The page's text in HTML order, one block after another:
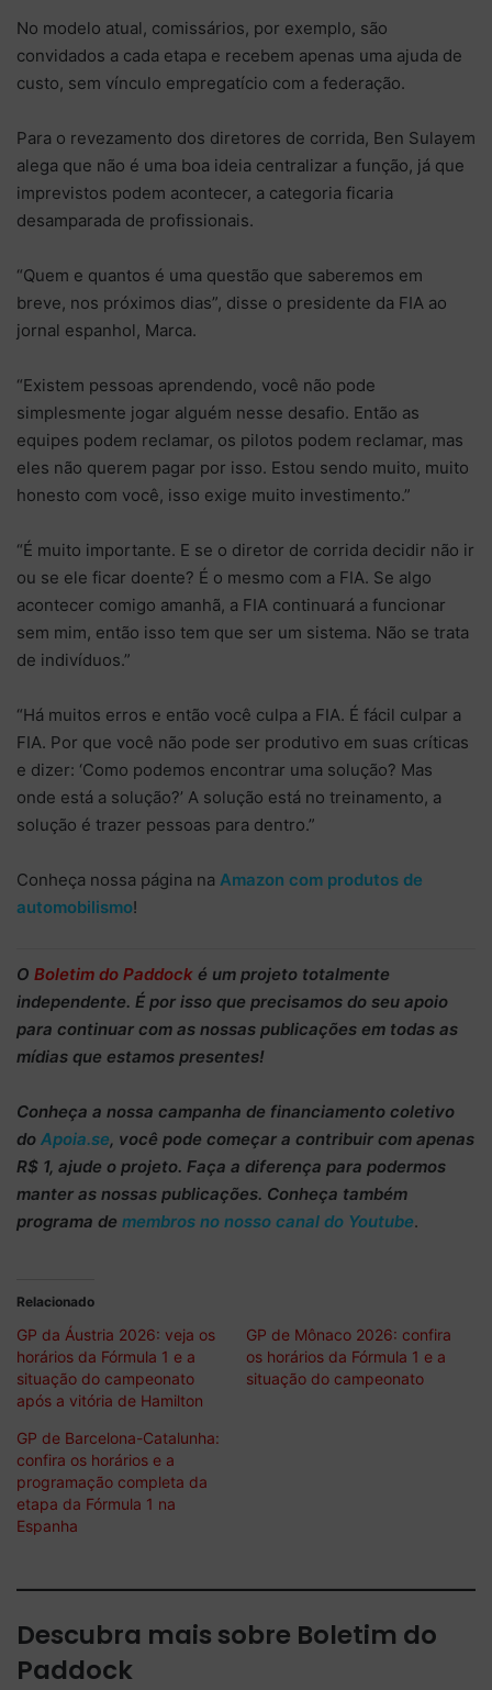
No modelo atual, comissários, por exemplo, são
convidados a cada etapa e recebem apenas uma ajuda de
custo, sem vínculo empregatício com a federação.
Para o revezamento dos diretores de corrida, Ben Sulayem
alega que não é uma boa ideia centralizar a função, já que
imprevistos podem acontecer, a categoria ficaria
desamparada de profissionais.
“Quem e quantos é uma questão que saberemos em
breve, nos próximos dias”, disse o presidente da FIA ao
jornal espanhol, Marca.
“Existem pessoas aprendendo, você não pode
simplesmente jogar alguém nesse desafio. Então as
equipes podem reclamar, os pilotos podem reclamar, mas
eles não querem pagar por isso. Estou sendo muito, muito
honesto com você, isso exige muito investimento.”
“É muito importante. E se o diretor de corrida decidir não ir
ou se ele ficar doente? É o mesmo com a FIA. Se algo
acontecer comigo amanhã, a FIA continuará a funcionar
sem mim, então isso tem que ser um sistema. Não se trata
de indivíduos.”
“Há muitos erros e então você culpa a FIA. É fácil culpar a
FIA. Por que você não pode ser produtivo em suas críticas
e dizer: ‘Como podemos encontrar uma solução? Mas
onde está a solução?’ A solução está no treinamento, a
solução é trazer pessoas para dentro.”
Conheça nossa página na Amazon com produtos de
automobilismo!
O Boletim do Paddock é um projeto totalmente
independente. É por isso que precisamos do seu apoio
para continuar com as nossas publicações em todas as
mídias que estamos presentes!
Conheça a nossa campanha de financiamento coletivo
do Apoia.se, você pode começar a contribuir com apenas
R$ 1, ajude o projeto. Faça a diferença para podermos
manter as nossas publicações. Conheça também
programa de membros no nosso canal do Youtube.
Relacionado
GP da Áustria 2026: veja os
horários da Fórmula 1 e a
situação do campeonato
após a vitória de Hamilton
GP de Mônaco 2026: confira
os horários da Fórmula 1 e a
situação do campeonato
GP de Barcelona-Catalunha:
confira os horários e a
programação completa da
etapa da Fórmula 1 na
Espanha
Descubra mais sobre Boletim do
Paddock